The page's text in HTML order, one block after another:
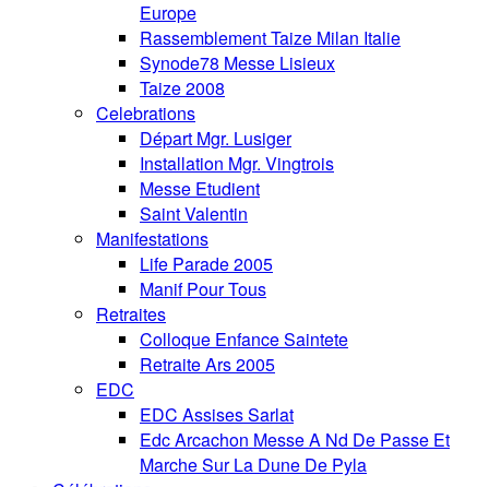
Europe
Rassemblement Taize Milan Italie
Synode78 Messe Lisieux
Taize 2008
Celebrations
Départ Mgr. Lusiger
Installation Mgr. Vingtrois
Messe Etudient
Saint Valentin
Manifestations
Life Parade 2005
Manif Pour Tous
Retraites
Colloque Enfance Saintete
Retraite Ars 2005
EDC
EDC Assises Sarlat
Edc Arcachon Messe A Nd De Passe Et
Marche Sur La Dune De Pyla